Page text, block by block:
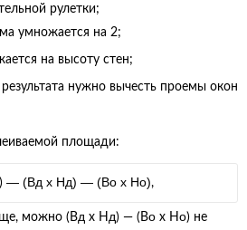
рулетки;
умножается на 2;
на высоту стен;
нужно вычесть проемы окон
площади:
— (Вд х Hд) — (Во х Ho),
можно (Вд х H д) — (Во х H o) не